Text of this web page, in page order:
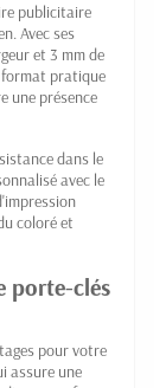
publicitaire
Avec ses
et 3 mm de
pratique
une présence
dans le
avec le
coloré et
porte-clés
pour votre
assure une